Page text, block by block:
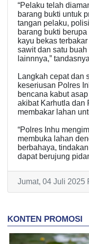
“Pelaku telah
barang bukti untuk
tangan pelaku,
barang bukti
kayu bekas
sawit dan satu
lainnnya,”
Langkah cepat dan
keseriusan Polres
bencana kabut
akibat Karhutla dan
membakar lahan
“Polres Inhu
membuka lahan
berbahaya,
dapat berujung
Jumat, 04 Juli 2025